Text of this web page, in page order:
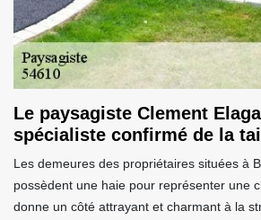
Le paysagiste Clement
spécialiste confirmé de la
Les demeures des propriétaires situées à
possèdent une haie pour représenter une
donne un côté attrayant et charmant à la